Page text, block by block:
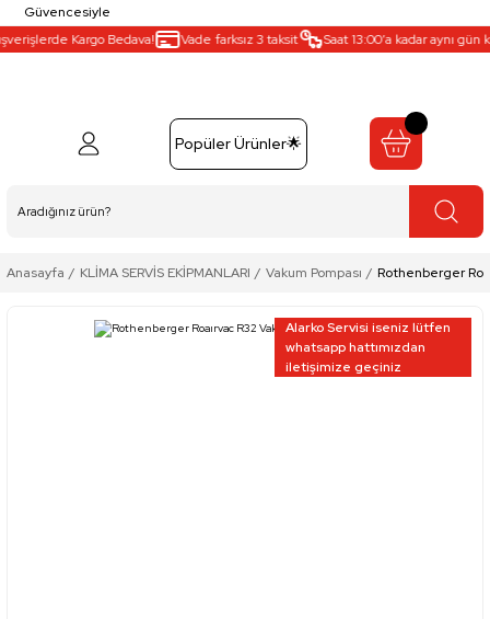
Güvencesiyle
Kargo Bedava!
Vade farksız 3 taksit Saat 13:00’a kadar aynı gün
Popüler Ürünler🌟
Anasayfa KLİMA SERVİS EKİPMANLARI Vakum Pompası Rothenberger
Alarko Servisi iseniz lütfen
whatsapp hattımızdan
iletişimize geçiniz